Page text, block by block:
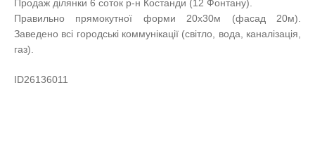
Продаж ділянки 6 соток р-н Костанди (12 Фонтану).
Правильно прямокутної форми 20х30м (фасад 20м).
Заведено всі городські коммунікації (світло, вода, каналізація,
газ).
ID26136011